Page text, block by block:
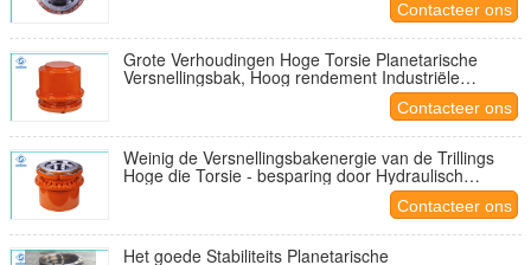
Contacteer ons
Grote Verhoudingen Hoge Torsie Planetarische
Versnellingsbak, Hoog rendement Industriële
Contacteer ons
Weinig de Versnellingsbakenergie van de Trillings
Hoge die Torsie - besparing door Hydraulisch
Contacteer ons
Het goede Stabiliteits Planetarische